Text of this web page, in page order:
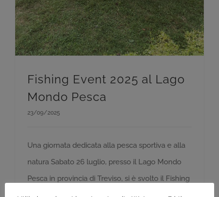
Fishing Event 2025 al Lago
Mondo Pesca
23/09/2025
Una giornata dedicata alla pesca sportiva e alla
natura Sabato 26 luglio, presso il Lago Mondo
Pesca in provincia di Treviso, si è svolto il Fishing
Event 2025, un appuntamento speciale